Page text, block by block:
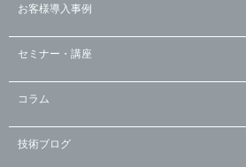
お客様導入事例
セミナー・講座
コラム
技術ブログ